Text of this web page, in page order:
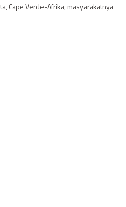
Cape Verde-Afrika, masyarakatnya